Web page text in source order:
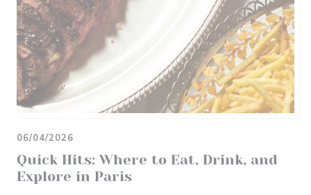
Quick Hits: Where to Eat, Drink, and
Explore in Paris
06/04/2026